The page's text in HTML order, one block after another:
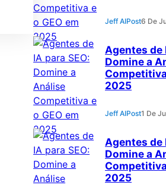
Jeff AIPost6 De
Agentes de
Domine a
2025
Jeff AIPost1 De
Agentes de
Domine a
2025